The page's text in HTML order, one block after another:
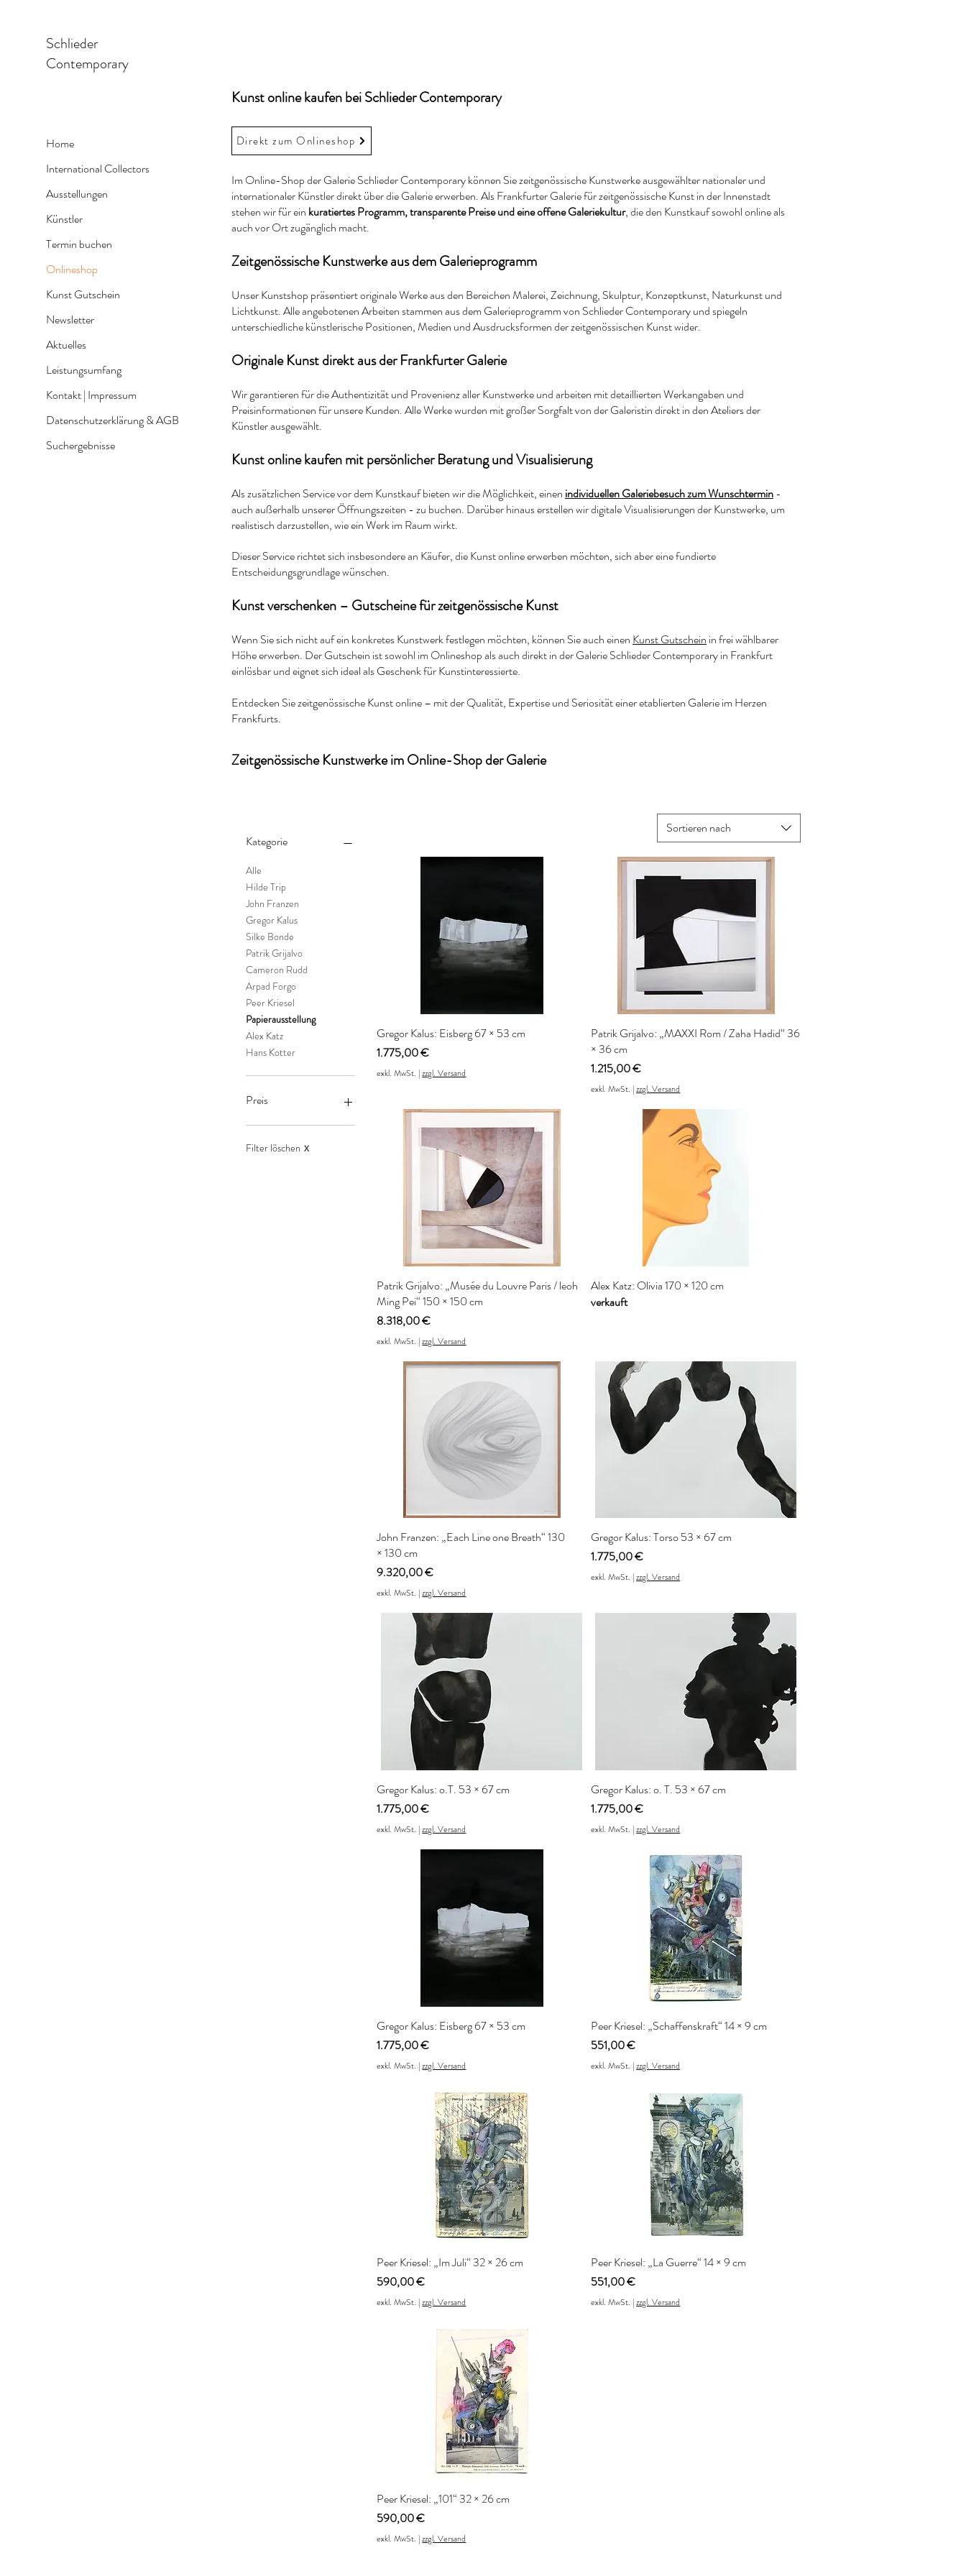
Home
International Collectors
Ausstellungen
Künstler
Termin buchen
Onlineshop
Kunst Gutschein
Newsletter
Aktuelles
Leistungsumfang
Kontakt | Impressum
Datenschutzerklärung & AGB
Suchergebnisse
Schlieder
Contemporary
Kunst online kaufen bei Schlieder Contemporary
Direkt zum Onlineshop
Im Online-Shop der Galerie Schlieder Contemporary können Sie zeitgenössische Kunstwerke ausgewählter nationaler und
internationaler Künstler direkt über die Galerie erwerben. Als Frankfurter Galerie für zeitgenössische Kunst in der Innenstadt
stehen wir für ein kuratiertes Programm, transparente Preise und eine offene Galeriekultur, die den Kunstkauf sowohl online als
auch vor Ort zugänglich macht.
Zeitgenössische Kunstwerke aus dem Galerieprogramm
Unser Kunstshop präsentiert originale Werke aus den Bereichen Malerei, Zeichnung, Skulptur, Konzeptkunst, Naturkunst und
Lichtkunst. Alle angebotenen Arbeiten stammen aus dem Galerieprogramm von Schlieder Contemporary und spiegeln
unterschiedliche künstlerische Positionen, Medien und Ausdrucksformen der zeitgenössischen Kunst wider.
Originale Kunst direkt aus der Frankfurter Galerie
Wir garantieren für die Authentizität und Provenienz aller Kunstwerke und arbeiten mit detaillierten Werkangaben und
Preisinformationen für unsere Kunden. Alle Werkewurden mit großer Sorgfalt von der Galeristin direkt in den Ateliers der
Künstler ausgewählt.
Kunst online kaufen mit persönlicher Beratung und Visualisierung
Als zusätzlichen Service vor dem Kunstkauf bieten wir die Möglichkeit, einen individuellen Galeriebesuch zum Wunschtermin-
auch außerhalb unserer Öffnungszeiten - zu buchen. Darüber hinaus erstellen wir digitale Visualisierungen der Kunstwerke, um
realistisch darzustellen, wie ein Werk im Raum wirkt.
Dieser Service richtet sich insbesondere an Käufer, die Kunst online erwerben möchten, sich aber eine fundierte
Entscheidungsgrundlage wünschen.
Kunst verschenken – Gutscheine für zeitgenössische Kunst
Wenn Sie sich nicht auf ein konkretes Kunstwerk festlegen möchten, können Sie auch einen Kunst Gutschein in frei wählbarer
Höhe erwerben. Der Gutschein ist sowohl im Onlineshop als auch direkt in der Galerie Schlieder Contemporary in Frankfurt
einlösbar und eignet sich ideal als Geschenk für Kunstinteressierte.
Entdecken Sie zeitgenössische Kunst online – mit der Qualität, Expertise und Seriosität einer etablierten Galerie im Herzen
Frankfurts.
Zeitgenössische Kunstwerke im Online-Shop der Galerie
Kategorie
Alle
Hilde Trip
John Franzen
Gregor Kalus
Silke Bonde
Patrik Grijalvo
Cameron Rudd
Arpad Forgo
Peer Kriesel
Papierausstellung
Alex Katz
Hans Kotter
Preis
514 €
Filter löschen X
Sortieren nach
Gregor Kalus: Eisberg 67 × 53 cm
Preis
1.775,00 €
exkl. MwSt. |zzgl. Versand
Patrik Grijalvo: „MAXXI Rom / Zaha Hadid“ 36
× 36 cm
Preis
1.215,00 €
exkl. MwSt. |zzgl. Versand
Patrik Grijalvo: „Musée du Louvre Paris / leoh
Ming Pei“ 150 × 150 cm
Preis
8.318,00 €
exkl. MwSt. |zzgl. Versand
Alex Katz: Olivia 170 × 120 cm
verkauft
John Franzen: „Each Line one Breath“ 130
× 130 cm
Preis
9.320,00 €
exkl. MwSt. |zzgl. Versand
Gregor Kalus: Torso 53 × 67 cm
Preis
1.775,00 €
exkl. MwSt. |zzgl. Versand
Gregor Kalus: o.T. 53 × 67 cm
Preis
1.775,00 €
exkl. MwSt. |zzgl. Versand
Gregor Kalus: o. T. 53 × 67 cm
Preis
1.775,00 €
exkl. MwSt. |zzgl. Versand
Gregor Kalus: Eisberg 67 × 53 cm
Preis
1.775,00 €
exkl. MwSt. |zzgl. Versand
Peer Kriesel: „Schaffenskraft“ 14 × 9 cm
Preis
551,00 €
exkl. MwSt. |zzgl. Versand
Peer Kriesel: „Im Juli“ 32 × 26 cm
Preis
590,00 €
exkl. MwSt. |zzgl. Versand
Peer Kriesel: „La Guerre“ 14 × 9 cm
Preis
551,00 €
exkl. MwSt. |zzgl. Versand
Peer Kriesel: „101“ 32 × 26 cm
Preis
590,00 €
exkl. MwSt. |zzgl. Versand